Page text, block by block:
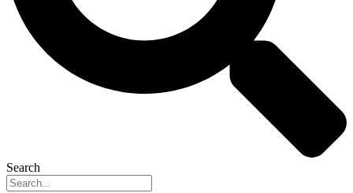
Search